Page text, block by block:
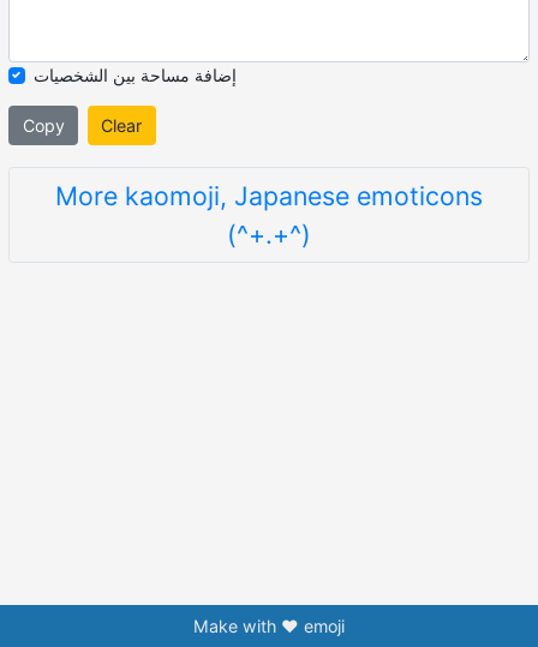
إضافة مساحة بين الشخصيات
Copy Clear
More kaomoji, Japanese emoticons
(^+.+^)
Make with ❤️ emoji